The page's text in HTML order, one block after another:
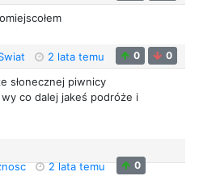
2 lata temu 0 0
słonecznej piwnicy
co dalej jakeś podróże i
2 lata temu
0